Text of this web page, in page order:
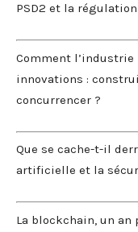
PSD2 et la régulation
Comment
innovations :
concurrencer ?
Que se cache-t-il
artificielle et la
La blockchain, un